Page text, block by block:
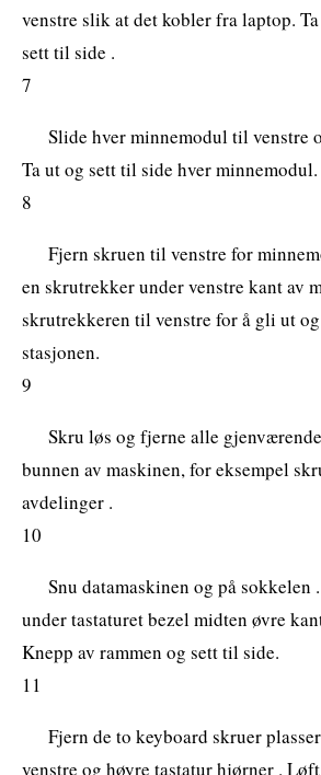
venstre slik at det kobler fra laptop.
sett til side .
7
Slide hver minnemodul til venstre
Ta ut og sett til side hver minnemodul.
8
Fjern skruen til venstre for
en skrutrekker under venstre kant av
skrutrekkeren til venstre for å gli ut
stasjonen.
9
Skru løs og fjerne alle
bunnen av maskinen, for eksempel
avdelinger .
10
Snu datamaskinen og på sokkelen
under tastaturet bezel midten øvre
Knepp av rammen og sett til side.
11
Fjern de to keyboard skruer
venstre og høyre tastatur hjørner .